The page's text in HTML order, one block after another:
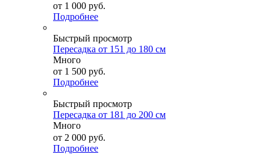
от 1 000 руб.
Подробнее
Быстрый просмотр
Пересадка от 151 до 180 см
Много
от 1 500 руб.
Подробнее
Быстрый просмотр
Пересадка от 181 до 200 см
Много
от 2 000 руб.
Подробнее